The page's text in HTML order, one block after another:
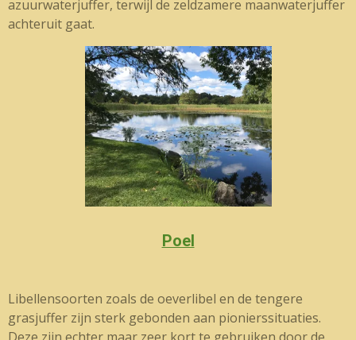
azuurwaterjuffer, terwijl de zeldzamere maanwaterjuffer
achteruit gaat.
Poel
Libellensoorten zoals de oeverlibel en de tengere
grasjuffer zijn sterk gebonden aan pionierssituaties.